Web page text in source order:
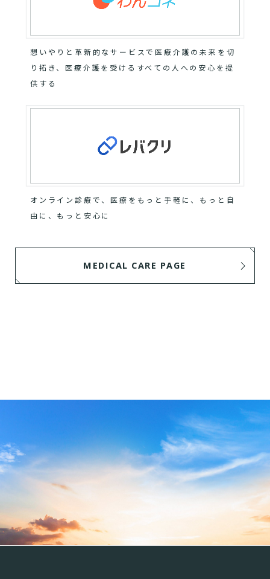
想いやりと革新的なサービスで医療介護の未来を切
り拓き、医療介護を受けるすべての人への安心を提
供する
オンライン診療で、医療をもっと手軽に、もっと自
由に、もっと安心に
MEDICAL CARE PAGE